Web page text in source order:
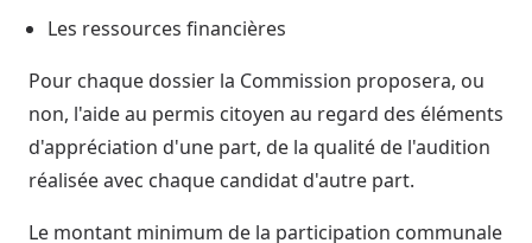
Les ressources financières
Pour chaque dossier la Commission proposera, ou
non, l'aide au permis citoyen au regard des éléments
d'appréciation d'une part, de la qualité de l'audition
réalisée avec chaque candidat d'autre part.
Le montant minimum de la participation communale